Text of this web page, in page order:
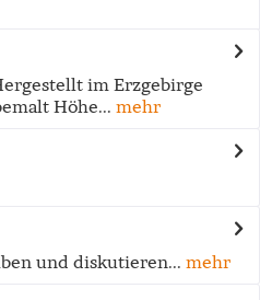
im Erzgebirge
Höhe... mehr
und diskutieren... mehr